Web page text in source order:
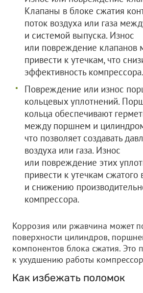
Клапаны в блоке сжатия
поток воздуха или газа
и системой выпуска. Износ
или повреждение клапанов
привести к утечкам, что
эффективность компрессора.
Повреждение или износ
кольцевых уплотнений.
кольца обеспечивают
между поршнем и
что позволяет создавать
воздуха или газа. Износ
или повреждение этих
привести к утечкам сжатого
и снижению
компрессора.
Коррозия или ржавчина может
поверхности цилиндров,
компонентов блока сжатия. Это
к ухудшению работы
Как избежать поломок